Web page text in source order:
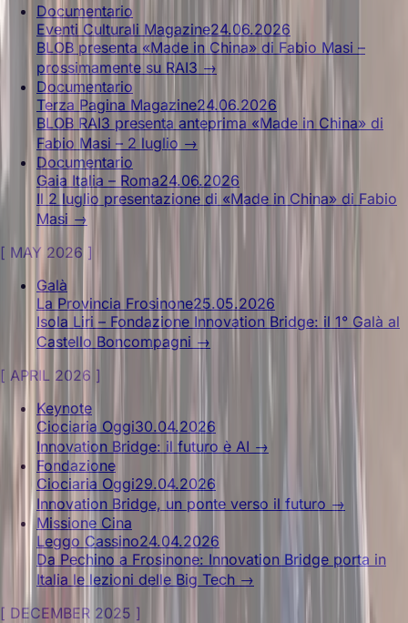
Documentario
Eventi Culturali Magazine24.06.2026
BLOB presenta «Made in China» di Fabio Masi –
prossimamente su RAI3 →
Documentario
Terza Pagina Magazine24.06.2026
BLOB RAI3 presenta anteprima «Made in China» di
Fabio Masi – 2 luglio →
Documentario
Gaia Italia – Roma24.06.2026
Il 2 luglio presentazione di «Made in China» di Fabio
Masi →
[ MAY 2026 ]
Galà
La Provincia Frosinone25.05.2026
Isola Liri – Fondazione Innovation Bridge: il 1° Galà al
Castello Boncompagni →
[ APRIL 2026 ]
Keynote
Ciociaria Oggi30.04.2026
Innovation Bridge: il futuro è AI →
Fondazione
Ciociaria Oggi29.04.2026
Innovation Bridge, un ponte verso il futuro →
Missione Cina
Leggo Cassino24.04.2026
Da Pechino a Frosinone: Innovation Bridge porta in
Italia le lezioni delle Big Tech →
[ DECEMBER 2025 ]